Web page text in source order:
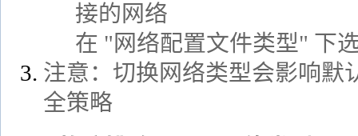
接的网络
在 "网络配置文件类型" 下
注意：切换网络类型会影响默
全策略